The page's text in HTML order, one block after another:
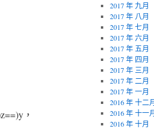
，
2017 年 九月
2017 年 八月
2017 年 七月
2017 年 六月
2017 年 五月
2017 年 四月
2017 年 三月
2017 年 二月
2017 年 一月
2016 年 十二
2016 年 十一
2016 年 十月